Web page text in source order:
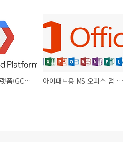
구글 클라우드 플랫폼(GCP)의 다양한 기능과 사용하는 이유 아이패드용 MS 오피스 앱 업데이트